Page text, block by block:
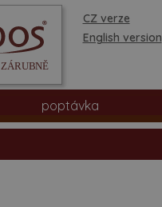
CZ verze
English version
poptávka